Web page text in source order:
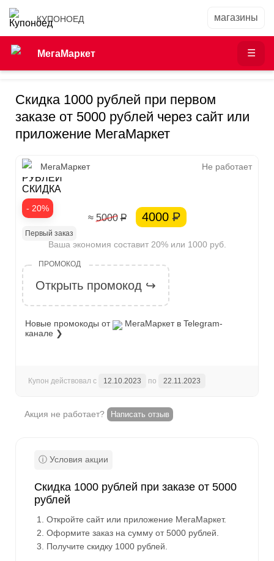
КУПОНОЕД
МегаМаркет
Скидка 1000 рублей при первом
заказе от 5000 рублей через сайт или
приложение МегаМаркет
- 20%
1000
РУБЛЕЙ
СКИДКА
МегаМаркет Не работает
≈ 5000 Р 4000 Р
Ваша экономия составит 20% или 1000 руб.
Открыть промокод ↪
Новые промокоды от МегаМаркетв Telegram-
канале ❯
Первый заказ
Купон действовал с 12.10.2023 по 22.11.2023
Акция не работает? Написать отзыв
Скидка 1000 рублей при заказе от 5000
рублей
Откройте сайт или приложение МегаМаркет.
Оформите заказ на сумму от 5000 рублей.
Получите скидку 1000 рублей.